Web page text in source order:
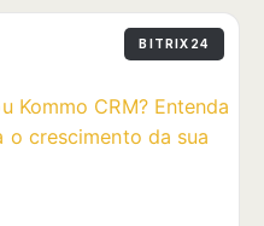
BITRIX24